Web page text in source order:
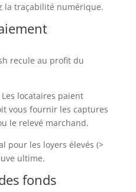
la traçabilité numérique.
recule au profit du
Les locataires paient
vous fournir les captures
le relevé marchand.
pour les loyers élevés (>
ultime.
fonds